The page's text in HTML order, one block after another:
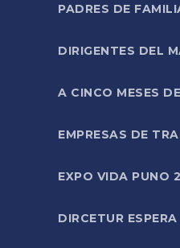
PADRES DE
DIRIGENTES DEL
A CINCO MESES
EMPRESAS DE
EXPO VIDA PUNO
DIRCETUR